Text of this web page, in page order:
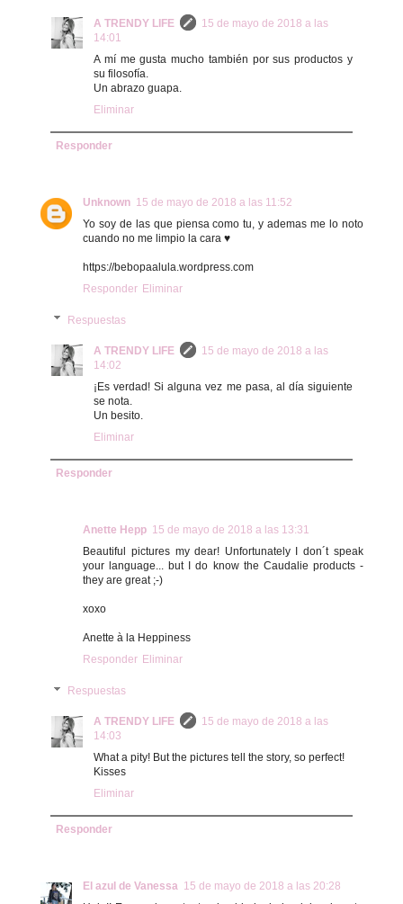
A TRENDY LIFE
15 de mayo de 2018 a las
14:01
A mí me gusta mucho también por sus productos y
su filosofía.
Un abrazo guapa.
Eliminar
Responder
Unknown 15 de mayo de 2018 a las 11:52
Yo soy de las que piensa como tu, y ademas me lo noto
cuando no me limpio la cara ♥
https://bebopaalula.wordpress.com
Responder Eliminar
Respuestas
A TRENDY LIFE
15 de mayo de 2018 a las
14:02
¡Es verdad! Si alguna vez me pasa, al día siguiente
se nota.
Un besito.
Eliminar
Responder
Anette Hepp 15 de mayo de 2018 a las 13:31
Beautiful pictures my dear! Unfortunately I don´t speak
your language... but I do know the Caudalie products -
they are great ;-)
xoxo
Anette à la Heppiness
Responder Eliminar
Respuestas
A TRENDY LIFE
15 de mayo de 2018 a las
14:03
What a pity! But the pictures tell the story, so perfect!
Kisses
Eliminar
Responder
El azul de Vanessa 15 de mayo de 2018 a las 20:28